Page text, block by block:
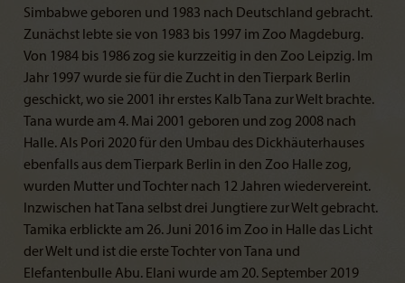
Simbabwe geboren und 1983 nach Deutschland gebracht.
Zunächst lebte sie von 1983 bis 1997 im Zoo Magdeburg.
Von 1984 bis 1986 zog sie kurzzeitig in den Zoo Leipzig. Im
Jahr 1997 wurde sie für die Zucht in den Tierpark Berlin
geschickt, wo sie 2001 ihr erstes Kalb Tana zur Welt brachte.
Tana wurde am 4. Mai 2001 geboren und zog 2008 nach
Halle. Als Pori 2020 für den Umbau des Dickhäuterhauses
ebenfalls aus dem Tierpark Berlin in den Zoo Halle zog,
wurden Mutter und Tochter nach 12 Jahren wiedervereint.
Inzwischen hat Tana selbst drei Jungtiere zur Welt gebracht.
Tamika erblickte am 26. Juni 2016 im Zoo in Halle das Licht
der Welt und ist die erste Tochter von Tana und
Elefantenbulle Abu. Elani wurde am 20. September 2019